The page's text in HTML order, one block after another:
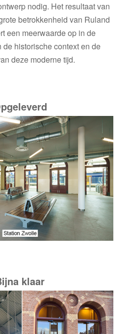
nodig. Het resultaat van
betrokkenheid van Ruland
een meerwaarde op in de
historische context en de
deze moderne tijd.
klaar